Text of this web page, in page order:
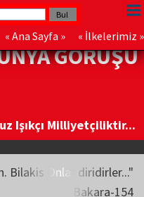
« Ana Sayfa » « İlkelerimiz »
GÖRÜŞÜ
Işıkçı Milliyetçiliktir...
Bilakis Onlar diridirler..."
Bakara-154